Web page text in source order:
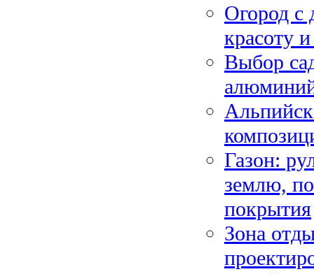
Огород с
красоту
Выбор
Газон:
землю,
покрытия
Зона